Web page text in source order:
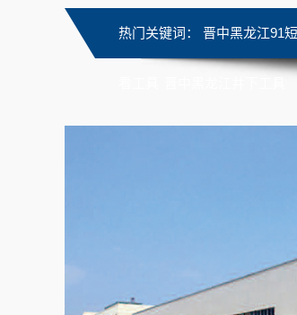
热门关键词： 晋中黑龙江91